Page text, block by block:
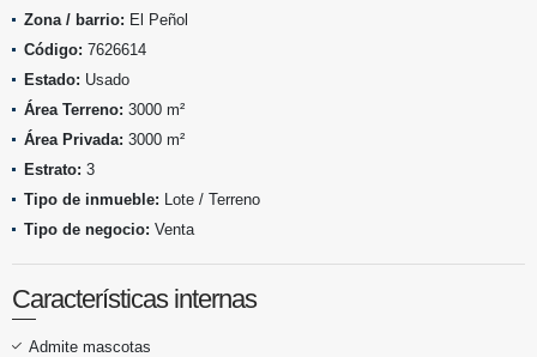
Zona / barrio: El Peñol
Código: 7626614
Estado: Usado
Área Terreno: 3000 m²
Área Privada: 3000 m²
Estrato: 3
Tipo de inmueble: Lote / Terreno
Tipo de negocio: Venta
Características internas
Admite mascotas